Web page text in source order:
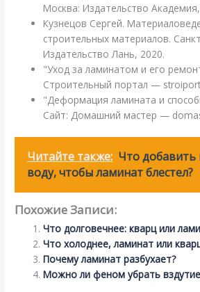
Москва: Издательство
Кузнецов Сергей.
строительных материалов.
Издательство Лань, 2020.
"Уход за ламинатом и его
Строительный портал —
"Деформация ламината и
Сайт: Домашний мастер —
Читайте также: Что добавить
воду, чтобы ламинат блестел?
Похожие Записи:
Что долговечнее: кварц или
Что холоднее, ламинат или
Почему ламинат разбухает?
Можно ли феном убрать